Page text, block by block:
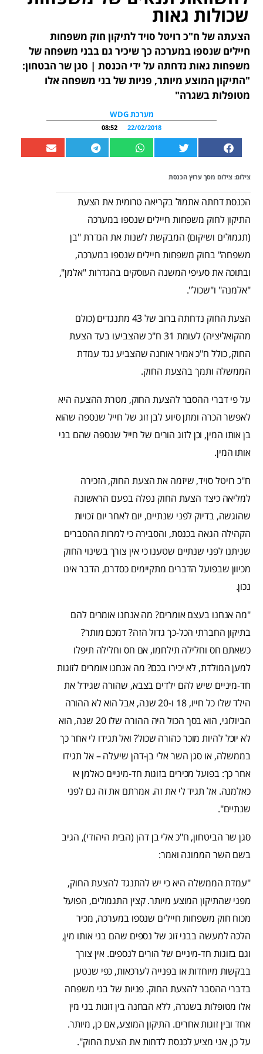
שכולות גאות
הצעתה של ח"כ רויטל סויד לתיקון חוק משפחות
חיילים שנספו במערכה כך שיכיר גם בבני משפחה של
משפחות גאות נדחתה על ידי הכנסת | סגן שר הבטחון:
"התיקון המוצע מיותר, פניות של בני משפחה אלו
מטופלות בשגרה"
מערכת WDG
22/02/2018
08:52
צילום: צילום מסך ערוץ הכנסת
הכנסת דחתה אתמול בקריאה טרומית את הצעת
התיקון לחוק משפחות חיילים שנספו במערכה
(תגמולים ושיקום) המבקשת לשנות את הגדרת "בן
משפחה" בחוק משפחות חיילים שנספו במערכה,
ובתוכה את סעיפי המשנה העוסקים בהגדרות "אלמן",
"אלמנה" ו"שכול".
הצעת החוק נדחתה ברוב של 43 מתנגדים (כולם
מהקואליציה) לעומת 31 ח"כ שהצביעו בעד הצעת
החוק, כולל ח"כ אמיר אוחנה שהצביע נגד עמדת
הממשלה ותמך בהצעת החוק.
על פי דברי ההסבר להצעת החוק, מטרת ההצעה היא
לאפשר הכרה ומתן סיוע לבן זוג של חייל שנספה שהוא
בן אותו המין, וכן לזוג הורים של חייל שנספה שהם בני
אותו המין.
ח"כ רויטל סויד, שיזמה את הצעת החוק, הזכירה
למליאה כיצד הצעת החוק נפלה בפעם הראשונה
שהוגשה, בדיוק לפני שנתיים, יום לאחר יום זכויות
הקהילה הגאה בכנסת, והסבירה כי למרות ההסברים
שניתנו לפני שנתיים שטענו כי אין צורך בשינוי החוק
מכיוון שבפועל הדברים מתקיימים כסדרם, הדבר אינו
נכון.
"מה אנחנו בעצם אומרים? מה אנחנו אומרים להם
בתיקון החברתי הכל-כך גדול הזה? דמכם מותר?
כשאתם חס וחלילה תילחמו, אם חס וחלילה תיפלו
למען המולדת, לא יכירו בכם? מה אנחנו אומרים לזוגות
חד-מיניים שיש להם ילדים בצבא, שהורה שגידל את
הילד שלו כל חייו, 18 ו-20 שנה, אבל הוא לא ההורה
הביולוגי, הוא בסך הכול היה ההורה שלו 20 שנה, הוא
לא יוכל להיות מוכר כהורה שכול? ואל תגידו לי אחר כך
בממשלה, או סגן השר אלי בן-דהן שיעלה – אל תגידו
אחר כך: בפועל מכירים בזוגות חד-מיניים כאלמן או
כאלמנה. אל תגיד לי את זה. אמרתם את זה גם לפני
שנתיים".
סגן שר הביטחון, ח"כ אלי בן דהן (הבית היהודי), הגיב
בשם השר הממונה ואמר:
"עמדת הממשלה היא כי יש להתנגד להצעת החוק,
מפני שהתיקון המוצע מיותר. קצין התגמולים, הפועל
מכוח חוק משפחות חיילים שנספו במערכה, מכיר
הלכה למעשה בבני זוג של נספים שהם בני אותו מין,
וגם בזוגות חד-מיניים של הורים לנספים. אין צורך
בבקשות מיוחדות או בפנייה לערכאות, כפי שנטען
בדברי ההסבר להצעת החוק. פניות של בני משפחה
אלו מטופלות בשגרה, ללא הבחנה בין זוגות בני מין
אחד ובין זוגות אחרים. התיקון המוצע, אם כן, מיותר.
על כן, אני מציע לכנסת לדחות את הצעת החוק".